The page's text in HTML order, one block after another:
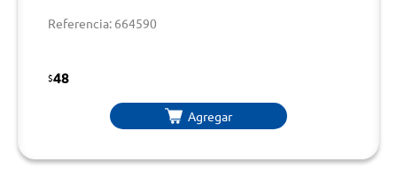
Referencia: 664590
$48
Agregar